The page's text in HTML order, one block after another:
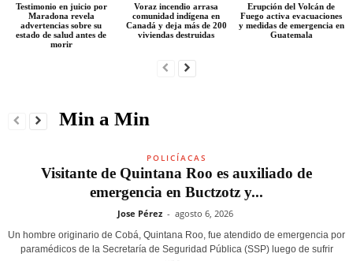
Testimonio en juicio por
Maradona revela
advertencias sobre su
estado de salud antes de
morir
Voraz incendio arrasa
comunidad indígena en
Canadá y deja más de 200
viviendas destruidas
Erupción del Volcán de
Fuego activa evacuaciones
y medidas de emergencia en
Guatemala
Min a Min
POLICÍACAS
Visitante de Quintana Roo es auxiliado de
emergencia en Buctzotz y...
Jose Pérez - agosto 6, 2026
Un hombre originario de Cobá, Quintana Roo, fue atendido de emergencia por
paramédicos de la Secretaría de Seguridad Pública (SSP) luego de sufrir